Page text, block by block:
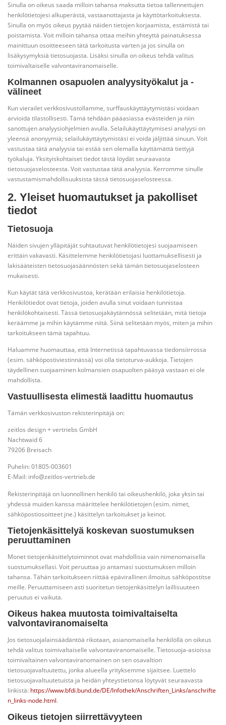
Sinulla on oikeus saada milloin tahansa maksutta tietoa tallennettujen
henkilötietojesi alkuperästä, vastaanottajasta ja käyttötarkoituksesta.
Sinulla on myös oikeus pyytää näiden tietojen korjaamista, estämistä tai
poistamista. Voit milloin tahansa ottaa meihin yhteyttä painatuksessa
mainittuun osoitteeseen tätä tarkoitusta varten ja jos sinulla on
lisäkysymyksiä tietosuojasta. Lisäksi sinulla on oikeus tehdä valitus
toimivaltaiselle valvontaviranomaiselle.
Kolmannen osapuolen analyysityökalut ja -
välineet
Kun vierailet verkkosivustollamme, surffauskäyttäytymistäsi voidaan
arvioida tilastollisesti. Tämä tehdään pääasiassa evästeiden ja niin
sanottujen analyysiohjelmien avulla. Selailukäyttäytymisesi analyysi on
yleensä anonyymiä; selailukäyttäytymistäsi ei voida jäljittää sinuun. Voit
vastustaa tätä analyysia tai estää sen olemalla käyttämättä tiettyjä
työkaluja. Yksityiskohtaiset tiedot tästä löydät seuraavasta
tietosuojaselosteesta. Voit vastustaa tätä analyysia. Kerromme sinulle
vastustamismahdollisuuksista tässä tietosuojaselosteessa.
2. Yleiset huomautukset ja pakolliset
tiedot
Tietosuoja
Näiden sivujen ylläpitäjät suhtautuvat henkilötietojesi suojaamiseen
erittäin vakavasti. Käsittelemme henkilötietojasi luottamuksellisesti ja
lakisääteisten tietosuojasäännösten sekä tämän tietosuojaselosteen
mukaisesti.
Kun käytät tätä verkkosivustoa, kerätään erilaisia henkilötietoja.
Henkilötiedot ovat tietoja, joiden avulla sinut voidaan tunnistaa
henkilökohtaisesti. Tässä tietosuojakäytännössä selitetään, mitä tietoja
keräämme ja mihin käytämme niitä. Siinä selitetään myös, miten ja mihin
tarkoitukseen tämä tapahtuu.
Haluamme huomauttaa, että Internetissä tapahtuvassa tiedonsiirrossa
(esim. sähköpostiviestinnässä) voi olla tietoturva-aukkoja. Tietojen
täydellinen suojaaminen kolmansien osapuolten pääsyä vastaan ei ole
mahdollista.
Vastuullisesta elimestä laadittu huomautus
Tämän verkkosivuston rekisterinpitäjä on:
zeitlos design + vertriebs GmbH
Nachtwaid 6
79206 Breisach
Puhelin: 01805-003601
E-Mail: info@zeitlos-vertrieb.de
Rekisterinpitäjä on luonnollinen henkilö tai oikeushenkilö, joka yksin tai
yhdessä muiden kanssa määrittelee henkilötietojen (esim. nimet,
sähköpostiosoitteet jne.) käsittelyn tarkoitukset ja keinot.
Tietojenkäsittelyä koskevan suostumuksen
peruuttaminen
Monet tietojenkäsittelytoiminnot ovat mahdollisia vain nimenomaisella
suostumuksellasi. Voit peruuttaa jo antamasi suostumuksen milloin
tahansa. Tähän tarkoitukseen riittää epävirallinen ilmoitus sähköpostitse
meille. Peruuttamiseen asti suoritetun tietojenkäsittelyn laillisuuteen
peruutus ei vaikuta.
Oikeus hakea muutosta toimivaltaiselta
valvontaviranomaiselta
Jos tietosuojalainsäädäntöä rikotaan, asianomaisella henkilöllä on oikeus
tehdä valitus toimivaltaiselle valvontaviranomaiselle. Tietosuoja-asioissa
toimivaltainen valvontaviranomainen on sen osavaltion
tietosuojavaltuutettu, jonka alueella yrityksemme sijaitsee. Luettelo
tietosuojavaltuutetuista ja heidän yhteystietonsa löytyvät seuraavasta
linkistä: https://www.bfdi.bund.de/DE/Infothek/Anschriften_Links/anschrifte
n_links-node.html.
Oikeus tietojen siirrettävyyteen